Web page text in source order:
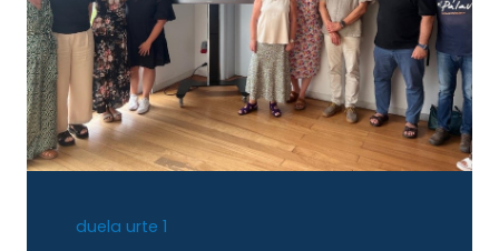
duela urte 1